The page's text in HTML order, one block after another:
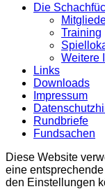
Die
Training
Weitere
Links
Downloads
Impressum
Rundbriefe
Fundsachen
Diese Website
eine
den Einstellungen